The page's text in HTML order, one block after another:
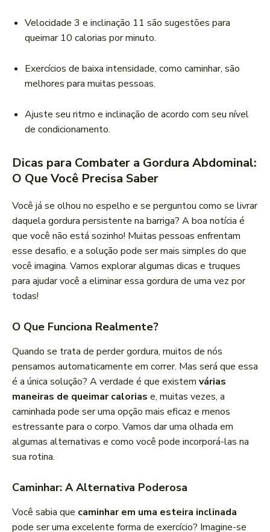
Velocidade 3 e inclinação 11 são sugestões para
queimar 10 calorias por minuto.
Exercícios de baixa intensidade, como caminhar, são
melhores para muitas pessoas.
Ajuste seu ritmo e inclinação de acordo com seu nível
de condicionamento.
Dicas para Combater a Gordura Abdominal:
O Que Você Precisa Saber
Você já se olhou no espelho e se perguntou como se livrar
daquela gordura persistente na barriga? A boa notícia é
que você não está sozinho! Muitas pessoas enfrentam
esse desafio, e a solução pode ser mais simples do que
você imagina. Vamos explorar algumas dicas e truques
para ajudar você a eliminar essa gordura de uma vez por
todas!
O Que Funciona Realmente?
Quando se trata de perder gordura, muitos de nós
pensamos automaticamente em correr. Mas será que essa
é a única solução? A verdade é que existem várias
maneiras de queimar calorias e, muitas vezes, a
caminhada pode ser uma opção mais eficaz e menos
estressante para o corpo. Vamos dar uma olhada em
algumas alternativas e como você pode incorporá-las na
sua rotina.
Caminhar: A Alternativa Poderosa
Você sabia que caminhar em uma esteira inclinada
pode ser uma excelente forma de exercício? Imagine-se